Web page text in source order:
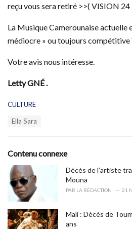
reçu vous sera retiré >>( VISION
La Musique Camerounaise actuelle
médiocre » ou toujours compétitive
Votre avis nous intéresse.
Letty GNÉ .
C
o
r
e
s
CULTURE
:
Ella Sara
Contenu connexe
Décès de l’artiste
Mouna
PAR LA RÉDACTION 21
Mali : Décès de
ans